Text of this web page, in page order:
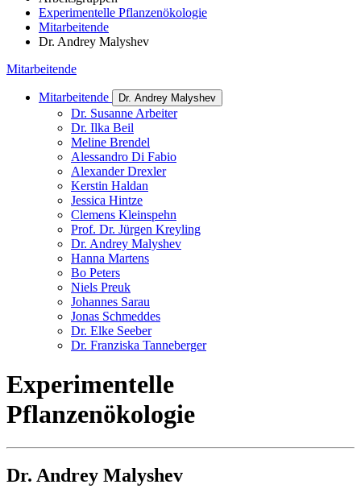
Experimentelle Pflanzenökologie
Mitarbeitende
Dr. Andrey Malyshev
Mitarbeitende
Mitarbeitende Dr. Andrey Malyshev
Dr. Susanne Arbeiter
Dr. Ilka Beil
Meline Brendel
Alessandro Di Fabio
Alexander Drexler
Kerstin Haldan
Jessica Hintze
Clemens Kleinspehn
Prof. Dr. Jürgen Kreyling
Dr. Andrey Malyshev
Hanna Martens
Bo Peters
Niels Preuk
Johannes Sarau
Jonas Schmeddes
Dr. Elke Seeber
Dr. Franziska Tanneberger
Experimentelle
Pflanzenökologie
Dr. Andrey Malyshev